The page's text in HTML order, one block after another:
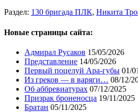
Раздел: 130 бригада ПЛК, Никита
Новые страницы сайта:
Адмирал Русаков 15/05/2026
Представление 14/05/2026
Первый поцелуй Ара-губы 01/
Из греков — в варяги… 08/12/
Об аббревиатурах 07/12/2025
Призрак броненосца 19/11/2025
Братан 05/11/2025